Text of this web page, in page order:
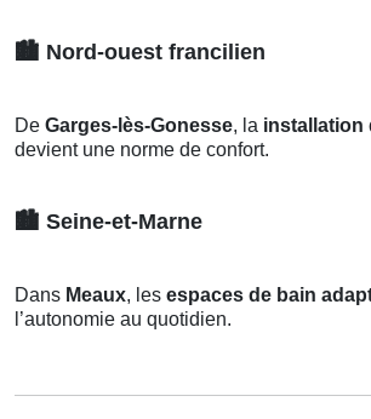
🏙️ Nord-ouest francilien
De Garges-lès-Gonesse, la installation
devient une norme de confort.
🏙️ Seine-et-Marne
Dans Meaux, les espaces de bain
l’autonomie au quotidien.